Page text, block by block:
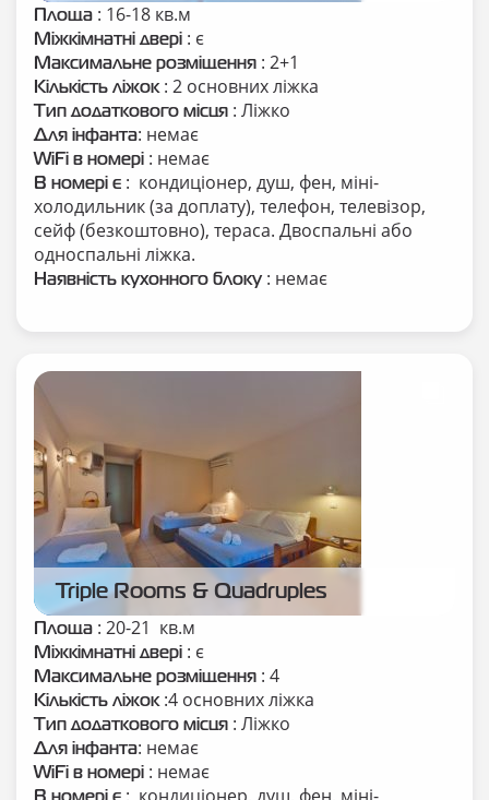
Площа : 16-18 кв.м
Міжкімнатні двері : є
Максимальне розміщення : 2+1
Кількість ліжок: 2 основних ліжка
Тип додаткового місця : Ліжко
Для інфанта: немає
WiFi в номері : немає
В номері є : кондиціонер, душ, фен, міні-
холодильник (за доплату), телефон, телевізор,
сейф (безкоштовно), тераса. Двоспальні або
односпальні ліжка.
Наявність кухонного блоку : немає
Triple Rooms & Quadruples
Площа : 20-21 кв.м
Міжкімнатні двері : є
Максимальне розміщення : 4
Кількість ліжок:4 основних ліжка
Тип додаткового місця : Ліжко
Для інфанта: немає
WiFi в номері : немає